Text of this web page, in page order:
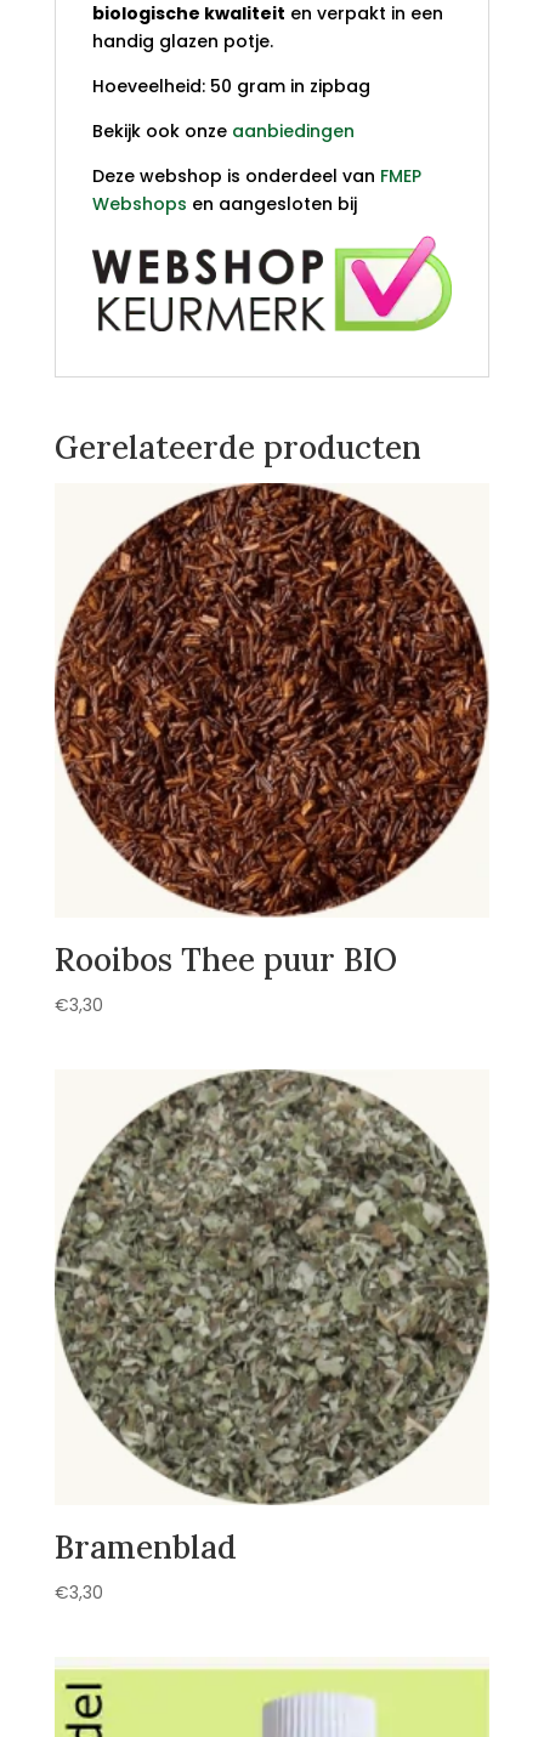
biologische kwaliteit en verpakt in een
handig glazen potje.
Hoeveelheid: 50 gram in zipbag
Bekijk ook onze aanbiedingen
Deze webshop is onderdeel van FMEP
Webshops en aangesloten bij
Gerelateerde producten
Rooibos Thee puur BIO
€3,30
Bramenblad
€3,30